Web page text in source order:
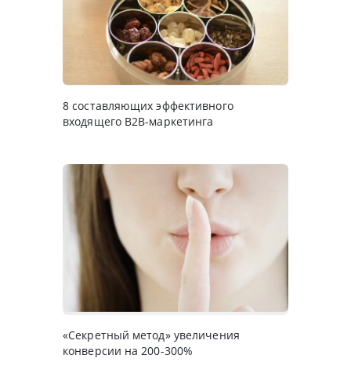
8 составляющих эффективного
входящего B2B-маркетинга
«Секретный метод» увеличения
конверсии на 200-300%